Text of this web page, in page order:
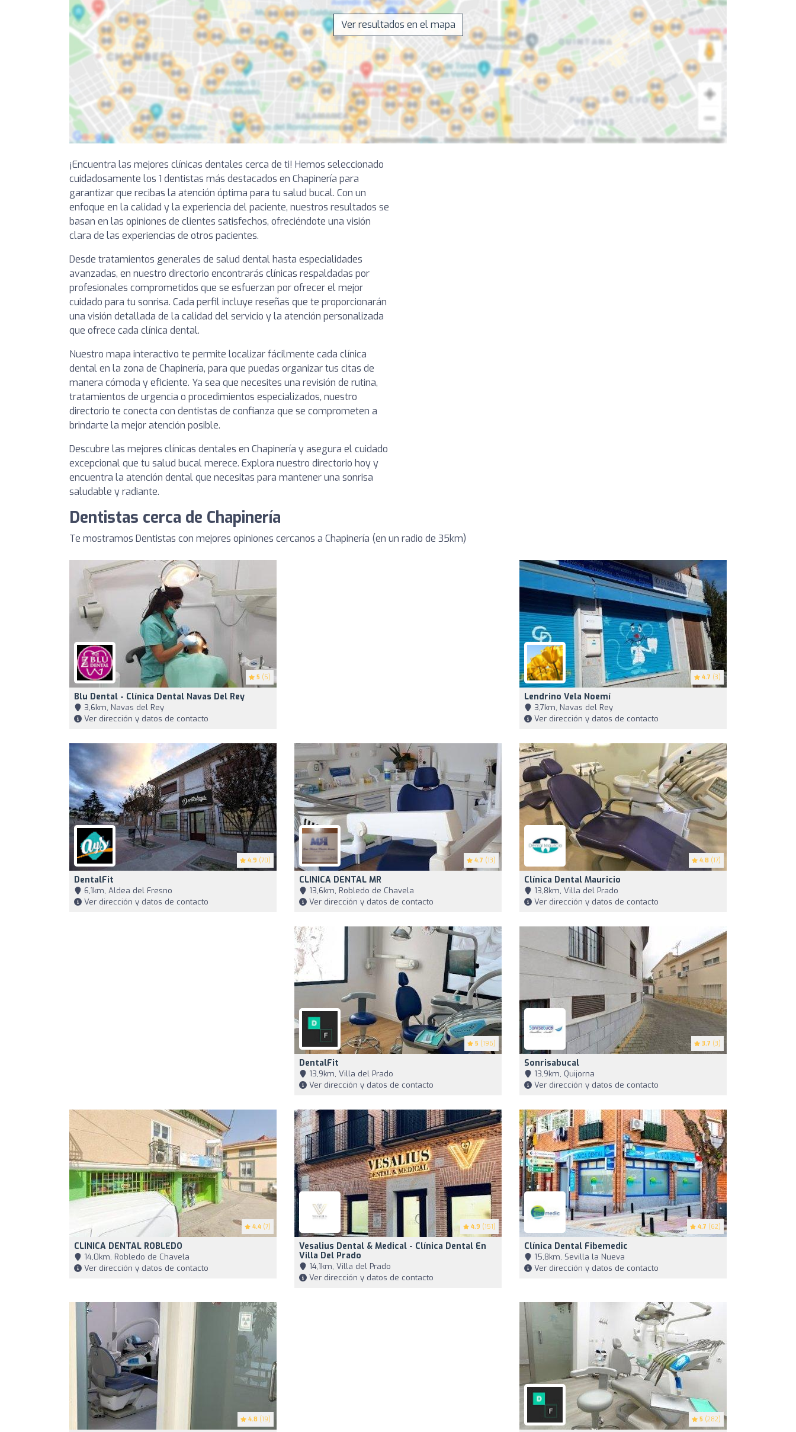
Ver resultados en el mapa
¡Encuentra las mejores clínicas dentales cerca de ti! Hemos seleccionado
cuidadosamente los 1 dentistas más destacados en Chapinería para
garantizar que recibas la atención óptima para tu salud bucal. Con un
enfoque en la calidad y la experiencia del paciente, nuestros resultados se
basan en las opiniones de clientes satisfechos, ofreciéndote una visión
clara de las experiencias de otros pacientes.
Desde tratamientos generales de salud dental hasta especialidades
avanzadas, en nuestro directorio encontrarás clínicas respaldadas por
profesionales comprometidos que se esfuerzan por ofrecer el mejor
cuidado para tu sonrisa. Cada perfil incluye reseñas que te proporcionarán
una visión detallada de la calidad del servicio y la atención personalizada
que ofrece cada clínica dental.
Nuestro mapa interactivo te permite localizar fácilmente cada clínica
dental en la zona de Chapinería, para que puedas organizar tus citas de
manera cómoda y eficiente. Ya sea que necesites una revisión de rutina,
tratamientos de urgencia o procedimientos especializados, nuestro
directorio te conecta con dentistas de confianza que se comprometen a
brindarte la mejor atención posible.
Descubre las mejores clínicas dentales en Chapinería y asegura el cuidado
excepcional que tu salud bucal merece. Explora nuestro directorio hoy y
encuentra la atención dental que necesitas para mantener una sonrisa
saludable y radiante.
Dentistas cerca de Chapinería
Te mostramos Dentistas con mejores opiniones cercanos a Chapinería (en un radio de 35km)
5 (5)
Blu Dental - Clínica Dental Navas Del Rey
3,6km, Navas del Rey
Ver dirección y datos de contacto
4.7 (3)
Lendrino Vela Noemí
3,7km, Navas del Rey
Ver dirección y datos de contacto
4.9 (70)
DentalFit
6,1km, Aldea del Fresno
Ver dirección y datos de contacto
4.7 (13)
CLINICA DENTAL MR
13,6km, Robledo de Chavela
Ver dirección y datos de contacto
4.8 (17)
Clínica Dental Mauricio
13,8km, Villa del Prado
Ver dirección y datos de contacto
5 (196)
DentalFit
13,9km, Villa del Prado
Ver dirección y datos de contacto
3.7 (3)
Sonrisabucal
13,9km, Quijorna
Ver dirección y datos de contacto
4.4 (7)
CLINICA DENTAL ROBLEDO
14,0km, Robledo de Chavela
Ver dirección y datos de contacto
4.9 (151)
Vesalius Dental & Medical - Clínica Dental En
Villa Del Prado
14,1km, Villa del Prado
Ver dirección y datos de contacto
4.7 (62)
Clínica Dental Fibemedic
15,8km, Sevilla la Nueva
Ver dirección y datos de contacto
4.8 (19) 5 (282)